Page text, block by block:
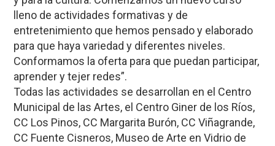
lleno de actividades formativas y de
entretenimiento que hemos pensado y elaborado
para que haya variedad y diferentes niveles.
Conformamos la oferta para que puedan participar,
aprender y tejer redes”.
Todas las actividades se desarrollan en el Centro
Municipal de las Artes, el Centro Giner de los Ríos,
CC Los Pinos, CC Margarita Burón, CC Viñagrande,
CC Fuente Cisneros, Museo de Arte en Vidrio de